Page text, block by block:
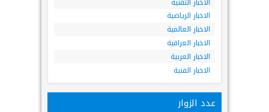
الاخبار الرياضية
الاخبار العالمية
الاخبار العراقية
الاخبار العربية
الاخبار الفنية
عدد الزوار